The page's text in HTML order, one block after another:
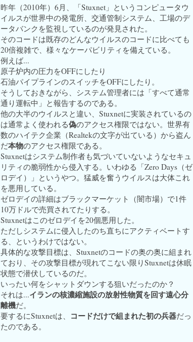
昨年（2010年）6月、「Stuxnet」というコンピュータウ
イルスが世界中の発電所、交通管制システム、工場のデ
ータバンクを監視しているのが発見された。
そのコードは既存のどんなウイルスのコードに比べても
20倍複雑で、様々なケーパビリティを備えている。
例えば...
原子炉内の圧力をOFFにしたり
石油パイプラインのスイッチをOFFにしたり。
そうしておきながら、システム管理者には「すべて通常
通り運転中」と報告するのである。
他の大半のウイルスと違い、Stuxnetに実装されているの
は通常よく使われる偽のアクセス権限ではない。世界有
数のハイテク企業（Realtekの文字が出ている）から盗ん
だ本物のアクセス権限である。
Stuxnetはシステム制作者も気づいていないようなセキュ
リティの脆弱性から侵入する。いわゆる「Zero Days（ゼ
ロデイ）」というやつ。猛威を奮うウイルスは大体これ
を悪用している。
ゼロデイの詳細はブラックマーケット（闇市場）で1件
10万ドルで売買されてたりする。
Stuxnetはこのゼロデイを20個悪用した。
ただしシステムに侵入したのち直ちにアクティベートす
る、というわけではない。
具体的な攻撃目標は、Stuxnetのコードの奥の奥に組まれ
ており、その攻撃目標が現れてこない限りStuxnetは休眠
状態で潜伏しているのだ。
いったい何をシャットダウンする狙いだったのか？
それは...イランの核濃縮施設の放射性物質を回す遠心分
離機だ。
要するにStuxnetは、 コードだけで組まれた初の兵器だっ
たのである。